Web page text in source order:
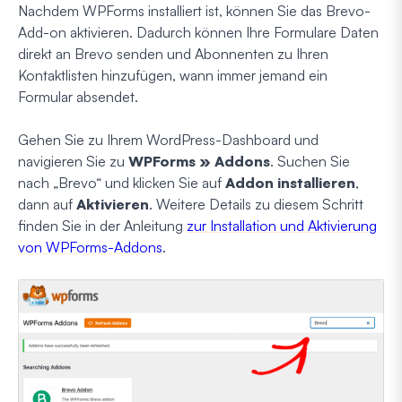
Nachdem WPForms installiert ist, können Sie das Brevo-
Add-on aktivieren. Dadurch können Ihre Formulare Daten
direkt an Brevo senden und Abonnenten zu Ihren
Kontaktlisten hinzufügen, wann immer jemand ein
Formular absendet.
Gehen Sie zu Ihrem WordPress-Dashboard und
navigieren Sie zu WPForms » Addons. Suchen Sie
nach „Brevo“ und klicken Sie auf Addon installieren,
dann auf Aktivieren. Weitere Details zu diesem Schritt
finden Sie in der Anleitung zur Installation und Aktivierung
von WPForms-Addons.